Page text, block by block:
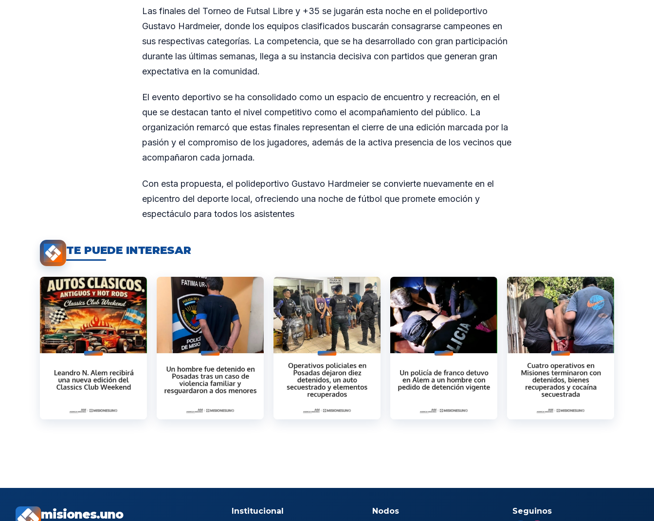
Las finales del Torneo de Futsal Libre y +35 se jugarán esta noche en el polideportivo
Gustavo Hardmeier, donde los equipos clasificados buscarán consagrarse campeones en
sus respectivas categorías. La competencia, que se ha desarrollado con gran participación
durante las últimas semanas, llega a su instancia decisiva con partidos que generan gran
expectativa en la comunidad.
El evento deportivo se ha consolidado como un espacio de encuentro y recreación, en el
que se destacan tanto el nivel competitivo como el acompañamiento del público. La
organización remarcó que estas finales representan el cierre de una edición marcada por la
pasión y el compromiso de los jugadores, además de la activa presencia de los vecinos que
acompañaron cada jornada.
Con esta propuesta, el polideportivo Gustavo Hardmeier se convierte nuevamente en el
epicentro del deporte local, ofreciendo una noche de fútbol que promete emoción y
espectáculo para todos los asistentes
TE PUEDE INTERESAR
misiones.uno Institucional Nodos Seguinos